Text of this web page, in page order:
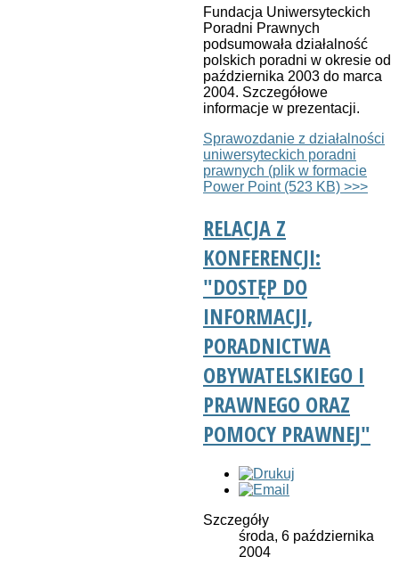
Fundacja Uniwersyteckich
Poradni Prawnych
podsumowała działalność
polskich poradni w okresie od
października 2003 do marca
2004. Szczegółowe
informacje w prezentacji.
Sprawozdanie z działalności
uniwersyteckich poradni
prawnych (plik w formacie
Power Point (523 KB) >>>
RELACJA Z
KONFERENCJI:
"DOSTĘP DO
INFORMACJI,
PORADNICTWA
OBYWATELSKIEGO I
PRAWNEGO ORAZ
POMOCY PRAWNEJ"
Szczegóły
środa, 6 października
2004